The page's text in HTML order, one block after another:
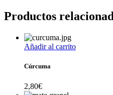
Productos
Añadir al carrito
Cúrcuma
2,80€